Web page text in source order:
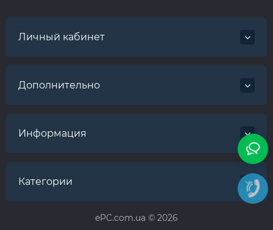
Личный кабинет
Дополнительно
Информация
Категории
ePC.com.ua © 2026